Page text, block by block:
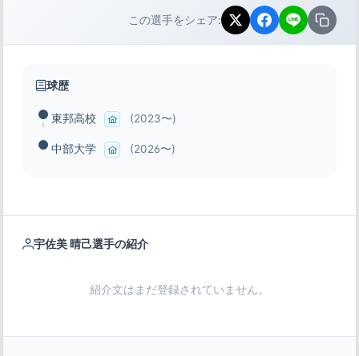
この選手をシェア:
球歴
東邦高校 (2023〜)
中部大学 (2026〜)
宇佐美 晴己選手の紹介
紹介文はまだ登録されていません。